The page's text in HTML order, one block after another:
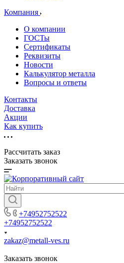
Компания
О компании
ГОСТы
Сертификаты
Реквизиты
Новости
Калькулятор металла
Вопросы и ответы
Контакты
Доставка
Акции
Как купить
Рассчитать заказ
Заказать звонок
+74952752522
+74952752522
zakaz@metall-ves.ru
Заказать звонок